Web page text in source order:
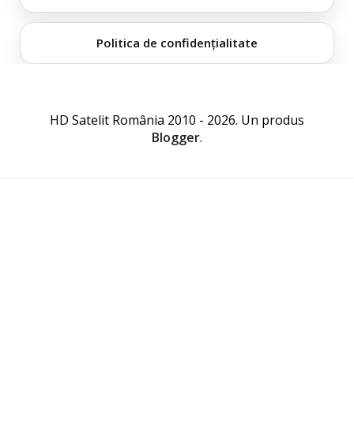
Politica de confidențialitate
HD Satelit România 2010 - 2026. Un produs
Blogger.